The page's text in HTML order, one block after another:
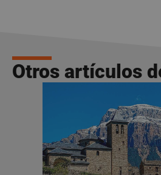
Otros artículos